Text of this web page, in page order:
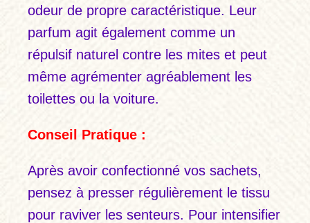
odeur de propre caractéristique. Leur
parfum agit également comme un
répulsif naturel contre les mites et peut
même agrémenter agréablement les
toilettes ou la voiture.
Conseil Pratique :
Après avoir confectionné vos sachets,
pensez à presser régulièrement le tissu
pour raviver les senteurs. Pour intensifier